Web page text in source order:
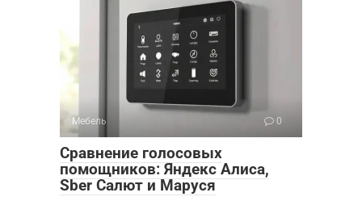
Мебель 0
Сравнение голосовых
помощников: Яндекс Алиса,
Sber Салют и Маруся